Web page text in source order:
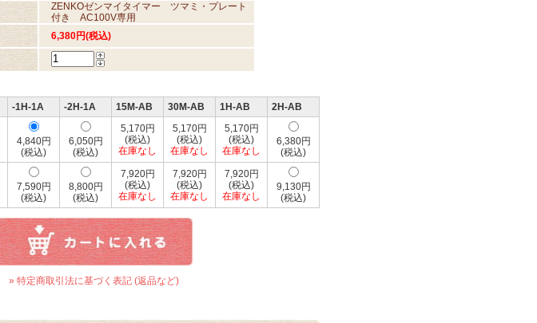
ZENKOゼンマイタイマー ツマミ・プレート
付き AC100V専用
6,380円(税込)
-1H-1A -2H-1A 15M-AB 30M-AB 1H-AB 2H-AB
4,840円
(税込)
6,050円
(税込)
5,170円
(税込)
在庫なし
5,170円
(税込)
在庫なし
5,170円
(税込)
在庫なし
6,380円
(税込)
7,590円
(税込)
8,800円
(税込)
7,920円
(税込)
在庫なし
7,920円
(税込)
在庫なし
7,920円
(税込)
在庫なし
9,130円
(税込)
» 特定商取引法に基づく表記 (返品など)